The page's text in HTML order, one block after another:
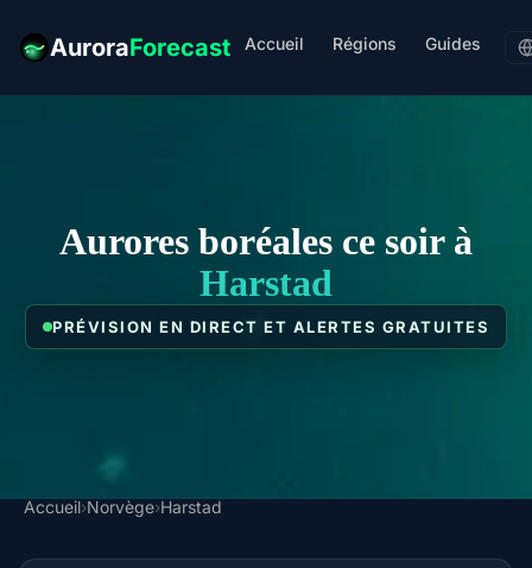
AuroraForecast Accueil Régions Guides
Aurores boréales ce soir à
Harstad
PRÉVISION EN DIRECT ET ALERTES GRATUITES
Accueil›Norvège›Harstad